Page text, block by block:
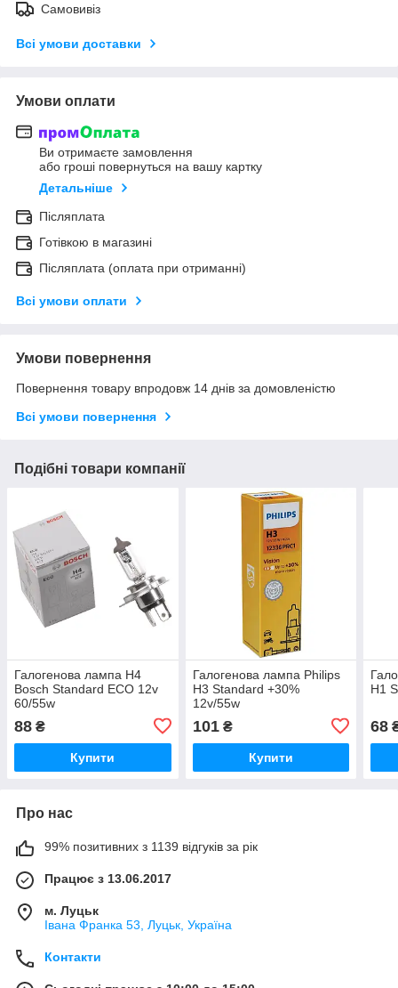
Самовивіз
Всі умови доставки
Умови оплати
Ви отримаєте замовлення
або гроші повернуться на вашу картку
Детальніше
Післяплата
Готівкою в магазині
Післяплата (оплата при отриманні)
Всі умови оплати
Умови повернення
Повернення товару впродовж 14 днів за домовленістю
Всі умови повернення
Подібні товари компанії
Галогенова лампа H4
Bosch Standard ECO 12v
60/55w
88 ₴
Купити
Галогенова лампа Philips
H3 Standard +30%
12v/55w
101₴
Купити
H1
68
Про нас
99% позитивних з 1139 відгуків за рік
Працює з 13.06.2017
м. Луцьк
Івана Франка 53, Луцьк, Україна
Контакти